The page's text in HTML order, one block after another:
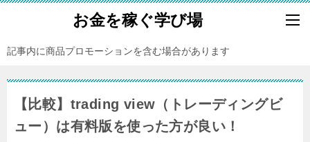
お金を稼ぐ学び場
記事内に商品プロモーションを含む場合があります
【比較】trading view（トレーディングビ
ュー）は有料版を使った方が良い！